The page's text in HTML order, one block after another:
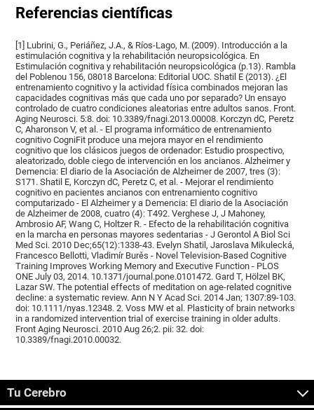
Referencias científicas
[1] Lubrini, G., Periáñez, J.A., & Ríos-Lago, M. (2009). Introducción a la
estimulación cognitiva y la rehabilitación neuropsicológica. En
Estimulación cognitiva y rehabilitación neuropsicológica (p.13). Rambla
del Poblenou 156, 08018 Barcelona: Editorial UOC. Shatil E (2013). ¿El
entrenamiento cognitivo y la actividad física combinados mejoran las
capacidades cognitivas más que cada uno por separado? Un ensayo
controlado de cuatro condiciones aleatorias entre adultos sanos. Front.
Aging Neurosci. 5:8. doi: 10.3389/fnagi.2013.00008. Korczyn dC, Peretz
C, Aharonson V, et al. - El programa informático de entrenamiento
cognitivo CogniFit produce una mejora mayor en el rendimiento
cognitivo que los clásicos juegos de ordenador: Estudio prospectivo,
aleatorizado, doble ciego de intervención en los ancianos. Alzheimer y
Demencia: El diario de la Asociación de Alzheimer de 2007, tres (3):
S171. Shatil E, Korczyn dC, Peretz C, et al. - Mejorar el rendimiento
cognitivo en pacientes ancianos con entrenamiento cognitivo
computarizado - El Alzheimer y a Demencia: El diario de la Asociación
de Alzheimer de 2008, cuatro (4): T492. Verghese J, J Mahoney,
Ambrosio AF, Wang C, Holtzer R. - Efecto de la rehabilitación cognitiva
en la marcha en personas mayores sedentarias - J Gerontol A Biol Sci
Med Sci. 2010 Dec;65(12):1338-43. Evelyn Shatil, Jaroslava Mikulecká,
Francesco Bellotti, Vladimír Burěs - Novel Television-Based Cognitive
Training Improves Working Memory and Executive Function - PLOS
ONE July 03, 2014. 10.1371/journal.pone.0101472. Gard T, Hölzel BK,
Lazar SW. The potential effects of meditation on age-related cognitive
decline: a systematic review. Ann N Y Acad Sci. 2014 Jan; 1307:89-103.
doi: 10.1111/nyas.12348. 2. Voss MW et al. Plasticity of brain networks
in a randomized intervention trial of exercise training in older adults.
Front Aging Neurosci. 2010 Aug 26;2. pii: 32. doi:
10.3389/fnagi.2010.00032.
Tu Cerebro